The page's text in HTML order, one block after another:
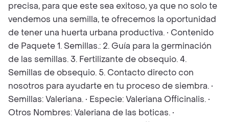
precisa, para que este sea exitoso, ya que no solo te
vendemos una semilla, te ofrecemos la oportunidad
de tener una huerta urbana productiva. • Contenido
de Paquete 1. Semillas.: 2. Guía para la germinación
de las semillas. 3. Fertilizante de obsequio. 4.
Semillas de obsequio. 5. Contacto directo con
nosotros para ayudarte en tu proceso de siembra. •
Semillas: Valeriana. • Especie: Valeriana Officinalis. •
Otros Nombres: Valeriana de las boticas. •